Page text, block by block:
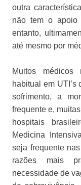
outra
não tem o apoio
entanto,
até mesmo por
Muitos
habitual em
sofrimento, a
frequente e,
hospitais
Medicina
seja frequente
razões mais
necessidade de